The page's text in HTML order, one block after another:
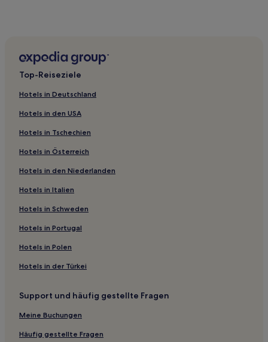
Gasthäuser in Casablanca
Aparthotels in Casa Nearshore Park
Ferienwohnungen in Strand von La Corniche
Riads in El Jadida
Gasthäuser in Habous Viertel
Riads in Strand von Haouzia
Ferienwohnungen in Strand von Ain Diab
Aparthotels in Strand von Ain Diab
Business in Maarif
Familien in Maarif
Familien nahe Strand von Ain Diab
Hotels mit Fitnessbereich nahe Strand von Ain Diab
Hotels mit Küchenzeile nahe Strand von La Corniche
Strand nahe Strand von La Corniche
Haustierfreundliche in El Jadida
Top-Reiseziele
Hotels in Deutschland
Hotels in den USA
Hotels in Tschechien
Hotels in Österreich
Hotels in den Niederlanden
Hotels in Italien
Hotels in Schweden
Hotels in Portugal
Hotels in Polen
Hotels in der Türkei
Support und häufig gestellte Fragen
Meine Buchungen
Häufig gestellte Fragen